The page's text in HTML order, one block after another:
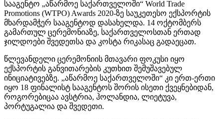
სააგენტო „აწარმოე საქართველოში“ World Trade
Promotions (WTPO) Awards 2020-ზე საუკეთესო ექსპორტის
მხარდამჭერ სააგენტოდ დასახელდა. 14 ოქტომბერს
გამართულ ცერემონიაზე, საქართველოსთან ერთად
ჯილდოები შვედეთსა და კოსტა რიკასაც გადაეცათ.
წლევანდელი ცერემონიის მთავარი ფოკუსი იყო
ექსპორტის განვითარების კუთხით შემუშავებულ
ინიციატივებზე. „აწარმოე საქართველოში“ კი ერთ-ერთი
იყო 18 ფინალისტ სააგენტოს შორის ისეთი ქვეყნებიდან,
როგორებიცაა ავსტრია, ჰოლანდია, ლიეტუვა,
პორტუგალია და შვედეთი.